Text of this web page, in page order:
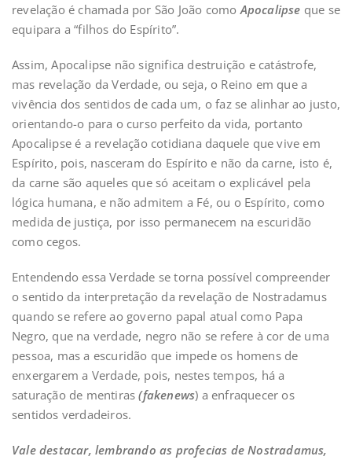
revelação é chamada por São João como Apocalipse que se
equipara a “filhos do Espírito”.
Assim, Apocalipse não significa destruição e catástrofe,
mas revelação da Verdade, ou seja, o Reino em que a
vivência dos sentidos de cada um, o faz se alinhar ao justo,
orientando-o para o curso perfeito da vida, portanto
Apocalipse é a revelação cotidiana daquele que vive em
Espírito, pois, nasceram do Espírito e não da carne, isto é,
da carne são aqueles que só aceitam o explicável pela
lógica humana, e não admitem a Fé, ou o Espírito, como
medida de justiça, por isso permanecem na escuridão
como cegos.
Entendendo essa Verdade se torna possível compreender
o sentido da interpretação da revelação de Nostradamus
quando se refere ao governo papal atual como Papa
Negro, que na verdade, negro não se refere à cor de uma
pessoa, mas a escuridão que impede os homens de
enxergarem a Verdade, pois, nestes tempos, há a
saturação de mentiras(fakenews) a enfraquecer os
sentidos verdadeiros.
Vale destacar, lembrando as profecias de Nostradamus,